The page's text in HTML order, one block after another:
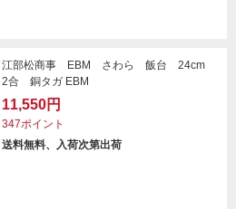
江部松商事 EBM さわら 飯台 24cm
2合 銅タガ EBM
11,550円
347ポイント
送料無料、入荷次第出荷